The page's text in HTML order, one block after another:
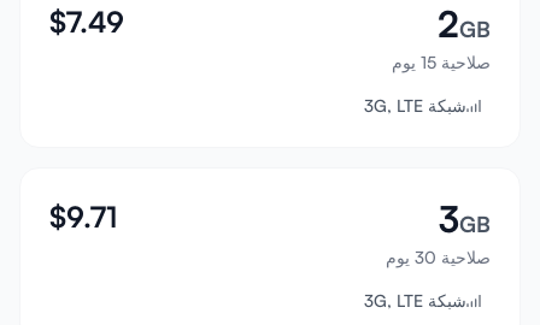
توافق الأجهزة
تسجيل الدخول
2GB
صلاحية 15 يوم
$7.49
شبكة 3G, LTE
3GB
صلاحية 30 يوم
$9.71
شبكة 3G, LTE